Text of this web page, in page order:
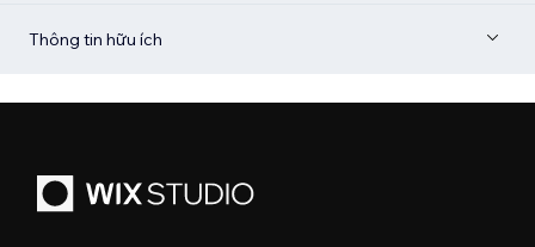
Thông tin hữu ích